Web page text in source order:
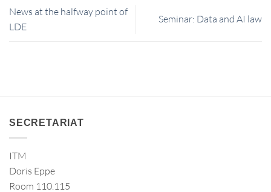
News at the halfway point of
LDE
Seminar: Data and AI law
SECRETARIAT
ITM
Doris Eppe
Room 110.115